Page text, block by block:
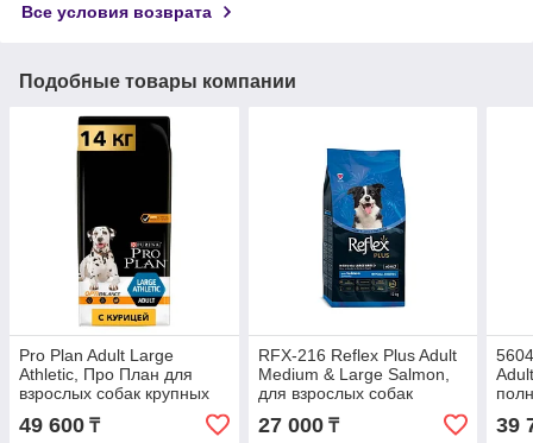
Все условия возврата
Подобные товары компании
Pro Plan Adult Large
Athletic, Про План для
взрослых собак крупных
пород с курицей и рисом,
уп. 14кг.
49 600 ₸
RFX-216 Reflex Plus Adult
Medium & Large Salmon,
для взрослых собак
средних и крупных пород
с лососем, уп.12кг
27 000₸ 39